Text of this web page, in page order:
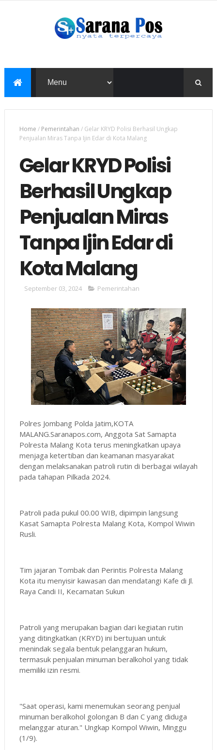
Home / Pemerintahan / Gelar KRYD Polisi Berhasil Ungkap
Penjualan Miras Tanpa Ijin Edar di Kota Malang
Gelar KRYD Polisi
Berhasil Ungkap
Penjualan Miras
Tanpa Ijin Edar di
Kota Malang
September 03, 2024 Pemerintahan
Polres Jombang Polda Jatim,KOTA
MALANG.Saranapos.com, Anggota Sat Samapta
Polresta Malang Kota terus meningkatkan upaya
menjaga ketertiban dan keamanan masyarakat
dengan melaksanakan patroli rutin di berbagai wilayah
pada tahapan Pilkada 2024.
Patroli pada pukul 00.00 WIB, dipimpin langsung
Kasat Samapta Polresta Malang Kota, Kompol Wiwin
Rusli.
Tim jajaran Tombak dan Perintis Polresta Malang
Kota itu menyisir kawasan dan mendatangi Kafe di Jl.
Raya Candi II, Kecamatan Sukun
Patroli yang merupakan bagian dari kegiatan rutin
yang ditingkatkan (KRYD) ini bertujuan untuk
menindak segala bentuk pelanggaran hukum,
termasuk penjualan minuman beralkohol yang tidak
memiliki izin resmi.
"Saat operasi, kami menemukan seorang penjual
minuman beralkohol golongan B dan C yang diduga
melanggar aturan." Ungkap Kompol Wiwin, Minggu
(1/9).